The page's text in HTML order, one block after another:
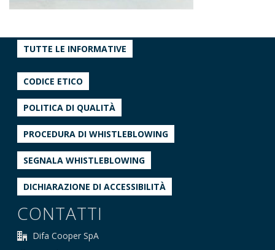
TUTTE LE INFORMATIVE
CODICE ETICO
POLITICA DI QUALITÀ
PROCEDURA DI WHISTLEBLOWING
SEGNALA WHISTLEBLOWING
DICHIARAZIONE DI ACCESSIBILITÀ
CONTATTI
Difa Cooper SpA